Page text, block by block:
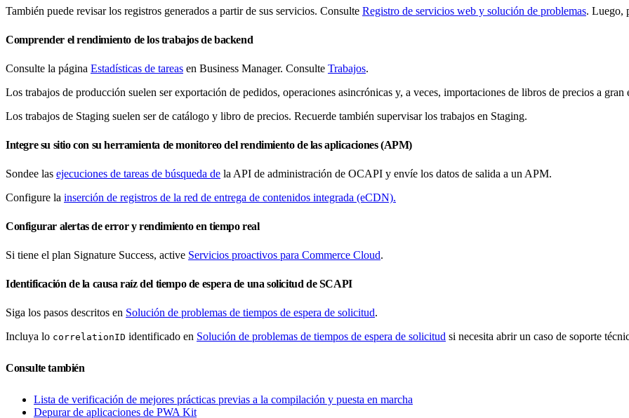
También puede revisar los registros generados a partir de sus servicios. Consulte Registro de servicios web y solución de problemas. Luego,
Comprender el rendimiento de los trabajos de backend
Consulte la página Estadísticas de tareas en Business Manager. Consulte Trabajos.
Los trabajos de producción suelen ser exportación de pedidos, operaciones asincrónicas y, a veces, importaciones de libros de precios a gran
Los trabajos de Staging suelen ser de catálogo y libro de precios. Recuerde también supervisar los trabajos en Staging.
Integre su sitio con su herramienta de monitoreo del rendimiento de las aplicaciones (APM)
Sondee las ejecuciones de tareas de búsqueda de la API de administración de OCAPI y envíe los datos de salida a un APM.
Configure la inserción de registros de la red de entrega de contenidos integrada (eCDN).
Configurar alertas de error y rendimiento en tiempo real
Si tiene el plan Signature Success, active Servicios proactivos para Commerce Cloud.
Identificación de la causa raíz del tiempo de espera de una solicitud de SCAPI
Siga los pasos descritos en Solución de problemas de tiempos de espera de solicitud.
Incluya lo correlationID identificado en Solución de problemas de tiempos de espera de solicitud si necesita abrir un caso de soporte
Consulte también
Lista de verificación de mejores prácticas previas a la compilación y puesta en marcha
Depurar de aplicaciones de PWA Kit